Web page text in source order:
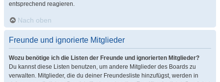
entsprechend reagieren.
Nach oben
Freunde und ignorierte Mitglieder
Wozu benötige ich die Listen der Freunde und ignorierten Mitglieder?
Du kannst diese Listen benutzen, um andere Mitglieder des Boards zu
verwalten. Mitglieder, die du deiner Freundesliste hinzufügst, werden in